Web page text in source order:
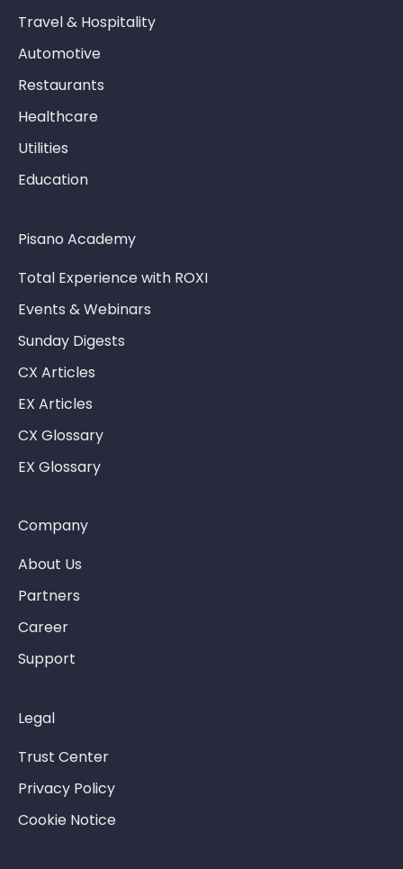
Travel & Hospitality
Automotive
Restaurants
Healthcare
Utilities
Education
Pisano Academy
Total Experience with ROXI
Events & Webinars
Sunday Digests
CX Articles
EX Articles
CX Glossary
EX Glossary
Company
About Us
Partners
Career
Support
Legal
Trust Center
Privacy Policy
Cookie Notice